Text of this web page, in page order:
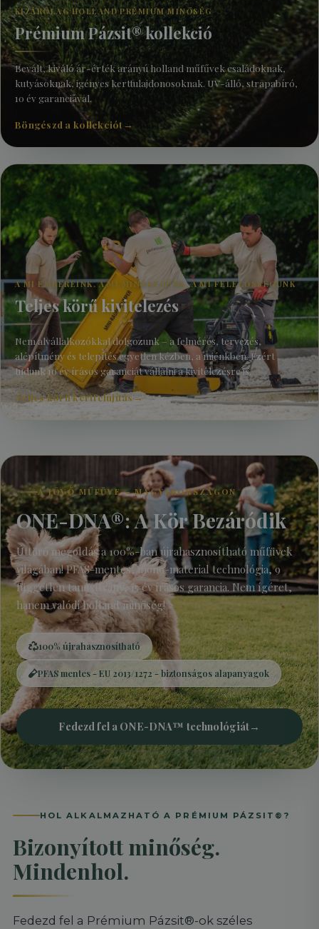
KIZÁRÓLAG HOLLAND PRÉMIUM MINŐSÉG
Prémium Pázsit® kollekció
Bevált, kiváló ár-érték arányú holland műfűvek családoknak,
kutyásoknak, igényes kerttulajdonosoknak. UV-álló, strapabíró,
10 év garanciával.
Böngészd a kollekciót →
A MI EMBEREINK, A MI MINŐSÉGÜNK, A MI FELELŐSSÉGÜNK
Teljes körű kivitelezés
Nem alvállalkozókkal dolgozunk – a felmérés, tervezés,
alépítmény és telepítés egyetlen kézben, a miénkben. Ezért
tudunk 10 év írásos garanciát vállalni a kivitelezésre is.
Teljes körű kertfelújítás→
A JÖVŐ MŰFÜVE – MAGYARORSZÁGON
ONE-DNA®: A Kör Bezáródik
Úttörő megoldás a 100%-ban újrahasznosítható műfüvek
világában! PFAS-mentes, mono-material technológia, 9
független tanúsítvány, 15 év írásos garancia. Nem ígéret,
hanem valódi holland minőség!
100% újrahasznosítható
PFAS mentes - EU 2013/1272 - biztonságos alapanyagok
Fedezd fel a ONE-DNA™ technológiát→
HOL ALKALMAZHATÓ A PRÉMIUM PÁZSIT®?
Bizonyított minőség.
Mindenhol.
Fedezd fel a Prémium Pázsit®-ok széles